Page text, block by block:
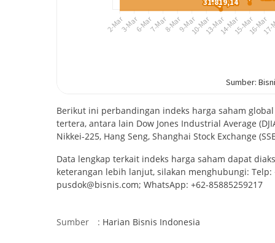
Berikut ini perbandingan indeks harga saham
tertera, antara lain Dow Jones Industrial Average
Nikkei-225, Hang Seng, Shanghai Stock Exchange
Data lengkap terkait indeks harga saham dapat
keterangan lebih lanjut, silakan menghubungi: Telp:
pusdok@bisnis.com; WhatsApp: +62-85885259217
Sumber : Harian Bisnis Indonesia